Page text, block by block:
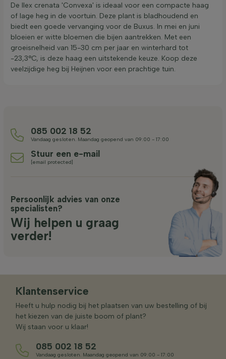
De Ilex crenata 'Convexa' is ideaal voor een compacte haag
of lage heg in de voortuin. Deze plant is bladhoudend en
biedt een goede vervanging voor de Buxus. In mei en juni
bloeien er witte bloemen die bijen aantrekken. Met een
groeisnelheid van 15-30 cm per jaar en winterhard tot
-23,3°C, is deze haag een uitstekende keuze. Koop deze
veelzijdige heg bij Heijnen voor een prachtige tuin.
085 002 18 52
Vandaag gesloten. Maandag geopend van 09:00 - 17:00
Stuur een e-mail
[email protected]
Persoonlijk advies van onze
specialisten?
Wij helpen u graag
verder!
Klantenservice
Heeft u hulp nodig bij het plaatsen van uw bestelling of bij
het kiezen van de juiste boom of plant?
Wij staan voor u klaar!
085 002 18 52
Vandaag gesloten. Maandag geopend van 09:00 - 17:00